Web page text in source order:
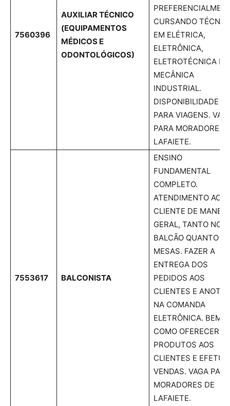
7560396
AUXILIAR TÉCNICO
(EQUIPAMENTOS
MÉDICOS E
ODONTOLÓGICOS)
CURSANDO
EM ELÉTRICA,
ELETRÔNICA,
ELETROTÉCNICA E
MECÂNICA
INDUSTRIAL.
DISPONIBILIDADE
PARA VIAGENS.
PARA MORADORES
LAFAIETE.
7553617 BALCONISTA
ENSINO
FUNDAMENTAL
COMPLETO.
ATENDIMENTO AO
CLIENTE DE
GERAL, TANTO NO
BALCÃO QUANTO
MESAS. FAZER A
ENTREGA DOS
PEDIDOS AOS
CLIENTES E ANOTAR
NA COMANDA
ELETRÔNICA. BEM
COMO OFERECER
PRODUTOS AOS
CLIENTES E
VENDAS. VAGA PARA
MORADORES DE
LAFAIETE.